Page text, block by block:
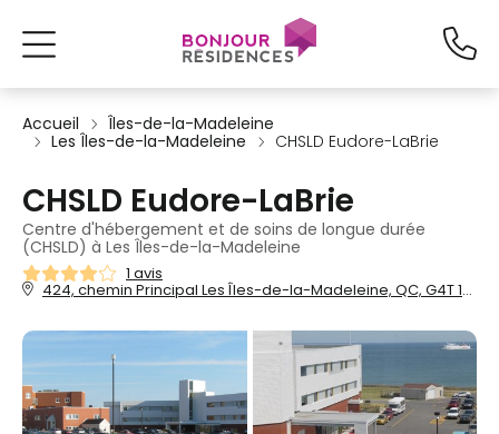
Accueil
Îles-de-la-Madeleine
Les Îles-de-la-Madeleine
CHSLD Eudore-LaBrie
CHSLD Eudore-LaBrie
Centre d'hébergement et de soins de longue durée
(CHSLD) à Les Îles-de-la-Madeleine
1 avis
424, chemin Principal Les Îles-de-la-Madeleine, QC, G4T 1R9